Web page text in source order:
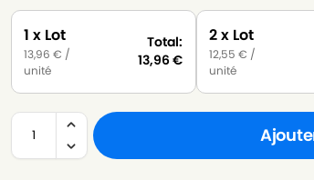
1 x Lot
13,96€ /
unité
Total:
13,96€
2 x Lot
12,55€ /
unité